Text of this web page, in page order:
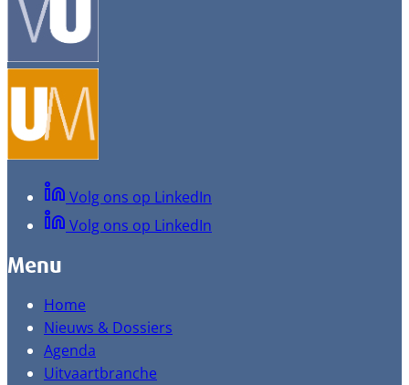
Volg ons op LinkedIn
Volg ons op LinkedIn
Menu
Home
Nieuws & Dossiers
Agenda
Uitvaartbranche